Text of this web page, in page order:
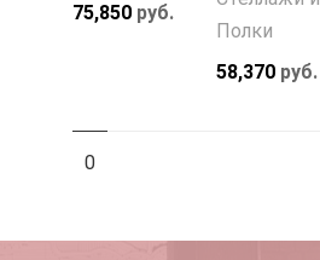
75,850 руб.
Полки
58,370 руб.
0